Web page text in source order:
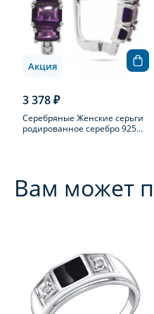
3 378 ₽
Серебряные Женские серьги
родированное серебро 925
Акция
Вам может